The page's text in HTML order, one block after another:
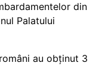
din
Palatului
au obținut 3